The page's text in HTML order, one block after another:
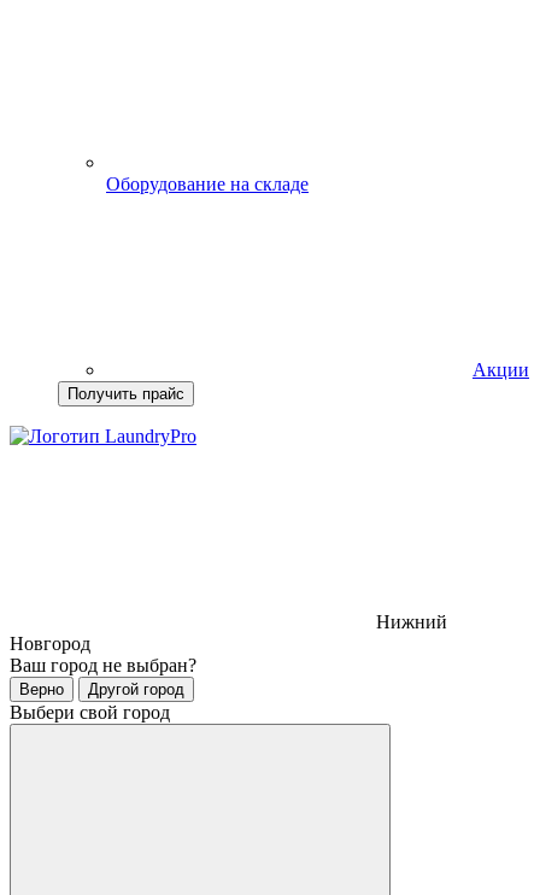
Оборудование на складе
Акции
Получить прайс
Нижний
Новгород
Ваш город не выбран?
Верно Другой город
Выбери свой город